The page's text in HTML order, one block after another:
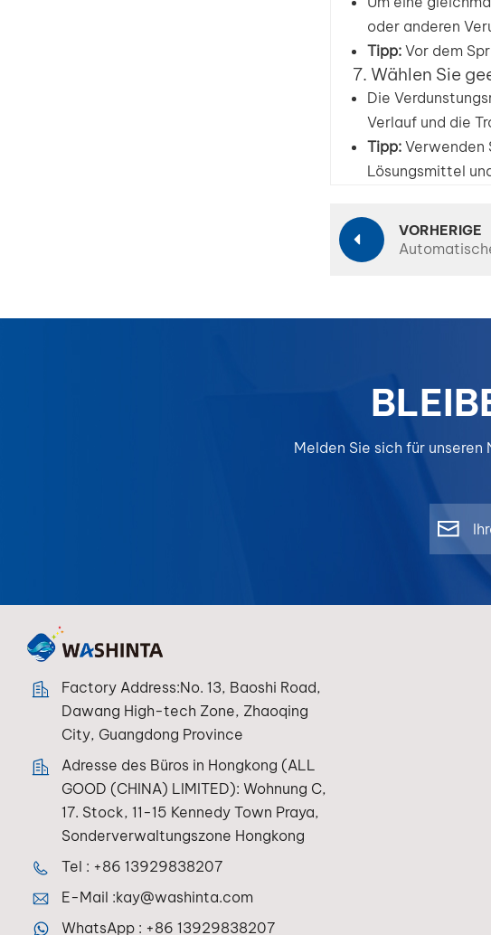
oder anderen
Tipp:Vor dem
7. Wählen Sie
Die
Verlauf und die
Tipp:Verwenden
Lösungsmittel
VORHERIGE
Melden Sie sich für
Factory Address:No. 13, Baoshi Road,
Dawang High-tech Zone, Zhaoqing
City, Guangdong Province
Adresse des Büros in Hongkong (ALL
GOOD (CHINA) LIMITED): Wohnung C,
17. Stock, 11-15 Kennedy Town Praya,
Sonderverwaltungszone Hongkong
Tel : +86 13929838207
E-Mail :kay@washinta.com
WhatsApp : +86 13929838207